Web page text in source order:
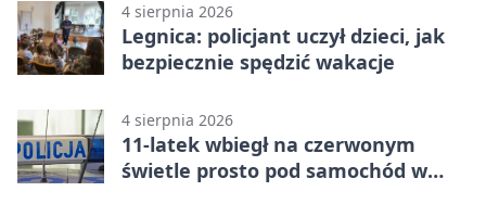
4 sierpnia 2026
Legnica: policjant uczył dzieci, jak
bezpiecznie spędzić wakacje
4 sierpnia 2026
11-latek wbiegł na czerwonym
świetle prosto pod samochód w